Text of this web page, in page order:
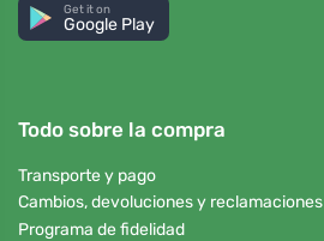
Get it on
Google Play
Todo sobre la compra
Transporte y pago
Cambios, devoluciones y reclamaciones
Programa de fidelidad